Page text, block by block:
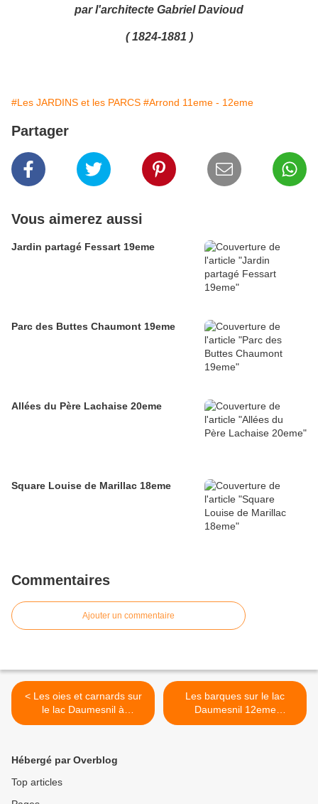
par l'architecte Gabriel Davioud
( 1824-1881 )
#Les JARDINS et les PARCS #Arrond 11eme - 12eme
Partager
Vous aimerez aussi
Jardin partagé Fessart 19eme
Parc des Buttes Chaumont 19eme
Allées du Père Lachaise 20eme
Square Louise de Marillac 18eme
Commentaires
Ajouter un commentaire
< Les oies et carnards sur
le lac Daumesnil à
Vincennes
Les barques sur le lac
Daumesnil 12eme
Vincennes >
Hébergé par Overblog
Top articles